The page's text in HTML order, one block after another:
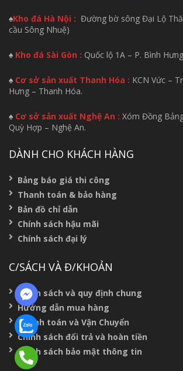
♠Kho đá Hà Nội : Đường bờ sông Đại Lộ
cầu Sông Nhuệ)
♠ Kho đá Sài Gòn : Quốc lộ 1A – P. Bình
♠ Cơ sở sản xuất Thanh Hóa : KCN Vức –
Hưng – Thanh Hóa.
♠ Cơ sở sản xuất Nghệ An : Xóm Đồng
Quỳ Hợp – Nghệ An.
DÀNH CHO KHÁCH HÀNG
Bảng báo giá thi công
Thanh toán & bảo hàng
Bản đồ chỉ dẫn
Chính sách hậu mãi
Chính sách đại lý
C/SÁCH VÀ Đ/KHOẢN
Chính sách và quy định chung
Hướng dẫn mua hàng
Thanh toán và Vận Chuyển
Chính sách đổi trả và hoàn tiền
Chính sách bảo mật thông tin